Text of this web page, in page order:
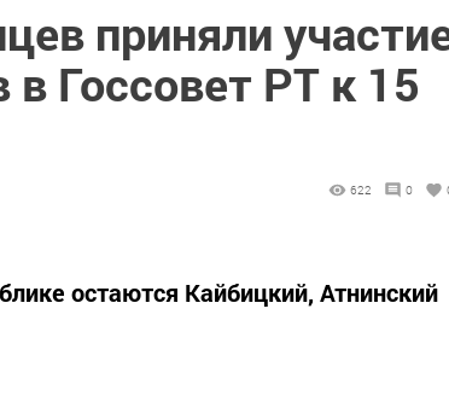
приняли
Госсовет РТ к 15
622 0
остаются Кайбицкий, Атнинский